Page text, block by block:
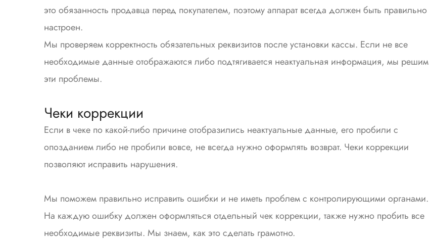
это обязанность продавца перед покупателем, поэтому аппарат всегда должен быть правильно
настроен.
Мы проверяем корректность обязательных реквизитов после установки кассы. Если не все
необходимые данные отображаются либо подтягивается неактуальная информация, мы решим
эти проблемы.
Чеки коррекции
Если в чеке по какой-либо причине отобразились неактуальные данные, его пробили с
опозданием либо не пробили вовсе, не всегда нужно оформлять возврат. Чеки коррекции
позволяют исправить нарушения.
Мы поможем правильно исправить ошибки и не иметь проблем с контролирующими органами.
На каждую ошибку должен оформляться отдельный чек коррекции, также нужно пробить все
необходимые реквизиты. Мы знаем, как это сделать грамотно.